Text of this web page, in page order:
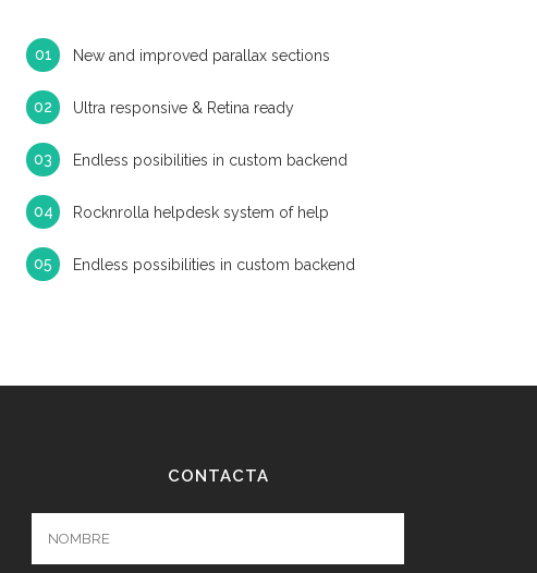
New and improved parallax sections
Ultra responsive & Retina ready
Endless posibilities in custom backend
Rocknrolla helpdesk system of help
Endless possibilities in custom backend
CONTACTA